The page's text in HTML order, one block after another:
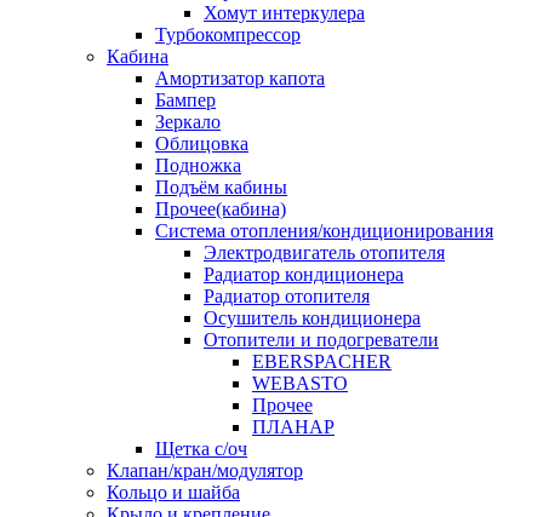
Хомут интеркулера
Турбокомпрессор
Кабина
Амортизатор капота
Бампер
Зеркало
Облицовка
Подножка
Подъём кабины
Прочее(кабина)
Система отопления/кондиционирования
Электродвигатель отопителя
Радиатор кондиционера
Радиатор отопителя
Осушитель кондиционера
Отопители и подогреватели
EBERSPACHER
WEBASTO
Прочее
ПЛАНАР
Щетка с/оч
Клапан/кран/модулятор
Кольцо и шайба